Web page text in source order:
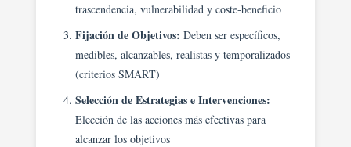
trascendencia, vulnerabilidad y coste-beneficio
Fijación de Objetivos: Deben ser específicos,
medibles, alcanzables, realistas y temporalizados
(criterios SMART)
Selección de Estrategias e Intervenciones:
Elección de las acciones más efectivas para
alcanzar los objetivos